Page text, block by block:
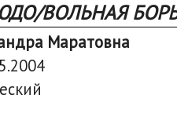
ВОЛЬНАЯ
Маратовна